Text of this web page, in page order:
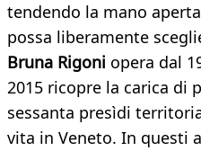
tendendo la mano
possa liberamente
Bruna Rigoni opera dal
2015 ricopre la carica di
sessanta presìdi
vita in Veneto. In questi